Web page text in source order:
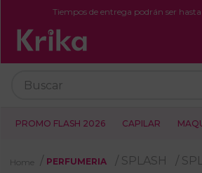
Tiempos de entrega podrán ser hasta
PROMO FLASH 2026 CAPILAR
PERFUMERIA SPLASH